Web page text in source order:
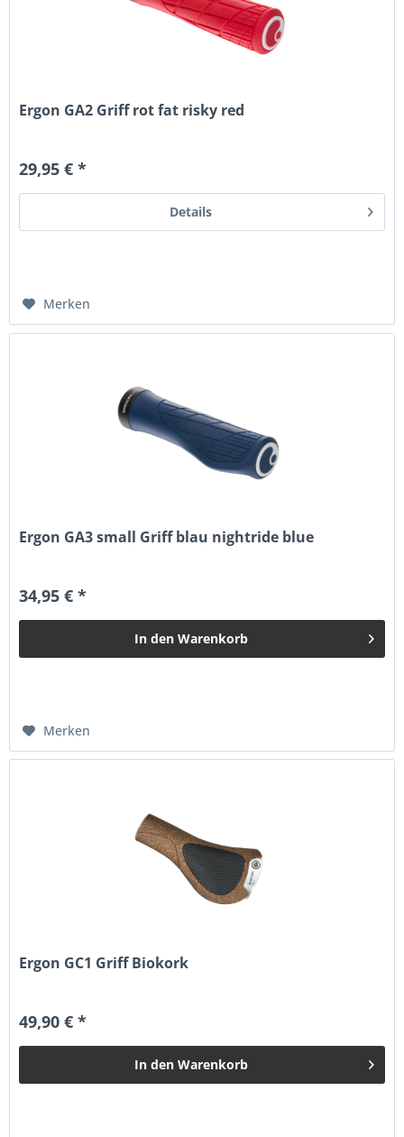
Ergon GA2 Griff rot fat risky red
29,95 € *
Details
Merken
Ergon GA3 small Griff blau nightride blue
34,95 € *
In den Warenkorb
Merken
Ergon GC1 Griff Biokork
49,90 € *
In den Warenkorb